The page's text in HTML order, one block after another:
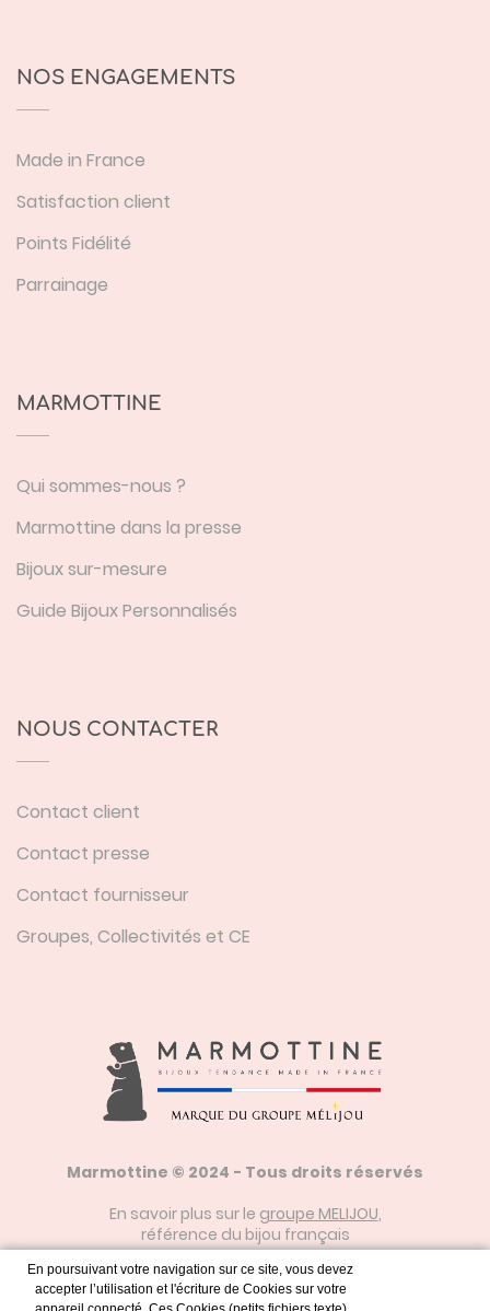
NOS ENGAGEMENTS
Made in France
Satisfaction client
Points Fidélité
Parrainage
MARMOTTINE
Qui sommes-nous ?
Marmottine dans la presse
Bijoux sur-mesure
Guide Bijoux Personnalisés
NOUS CONTACTER
Contact client
Contact presse
Contact fournisseur
Groupes, Collectivités et CE
Marmottine © 2024 - Tous droits réservés
En savoir plus sur le groupe MELIJOU,
référence du bijou français
En poursuivant votre navigation sur ce site, vous devez
accepter l’utilisation et l'écriture de Cookies sur votre